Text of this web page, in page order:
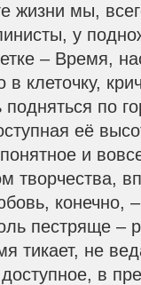
жизни мы,
у
– Время,
в клеточку,
подняться по
её
и
творчества,
конечно,
пестряще –
тикает, не
в